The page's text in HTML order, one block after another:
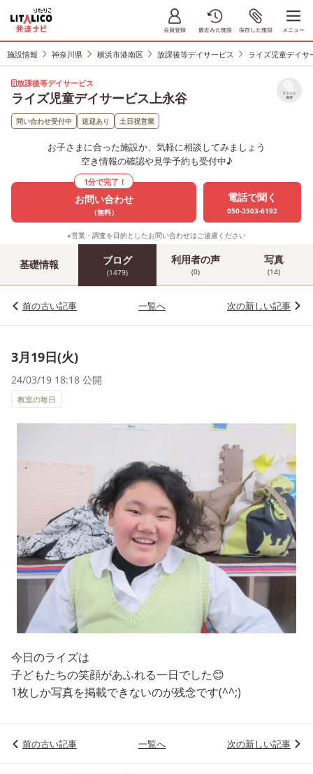
施設情報 神奈川県 横浜市港南区 放課後等デイサービス ライズ児童デイサ
放課後等デイサービス
ライズ児童デイサービス上永谷 リストに
保存
問い合わせ受付中 送迎あり 土日祝営業
お子さまに合った施設か、気軽に相談してみましょう
空き情報の確認や見学予約も受付中♪
1分で完了！
お問い合わせ
（無料）
電話で聞く
050-3503-6192
※営業・調査を目的としたお問い合わせはご遠慮ください
基礎情報 ブログ
(1479)
利用者の声
(0)
写真
(14)
前の古い記事 一覧へ 次の新しい記事
3月19日(火)
24/03/19 18:18 公開
教室の毎日
今日のライズは
子どもたちの笑顔があふれる一日でした😊
1枚しか写真を掲載できないのが残念です(^^;)
前の古い記事 一覧へ 次の新しい記事